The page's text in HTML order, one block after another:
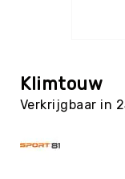
het
begin
van
Klimtouw
Verkrijgbaar in